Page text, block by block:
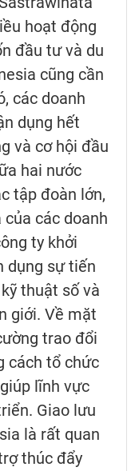
hoạt động
đầu tư và du
cũng cần
các doanh
dụng hết
và cơ hội đầu
hai nước
tập đoàn lớn,
các doanh
ty khởi
dụng sự tiến
thuật số và
giới. Về mặt
trao đổi
cách tổ chức
lĩnh vực
Giao lưu
là rất quan
thúc đẩy